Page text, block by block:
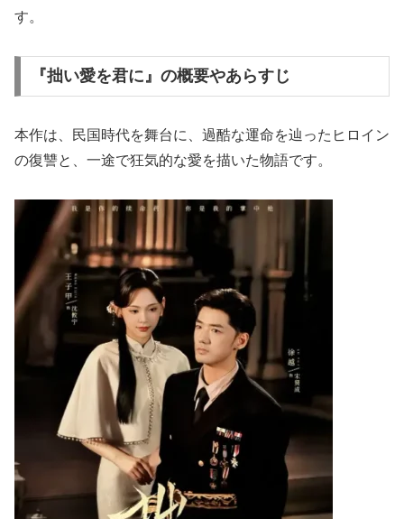
す。
『拙い愛を君に』の概要やあらすじ
本作は、民国時代を舞台に、過酷な運命を辿ったヒロイン
の復讐と、一途で狂気的な愛を描いた物語です。